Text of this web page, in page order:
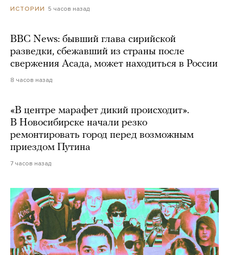
ИСТОРИИ 5 часов назад
BBC News: бывший глава сирийской
разведки, сбежавший из страны после
свержения Асада, может находиться в России
8 часов назад
«В центре марафет дикий происходит».
В Новосибирске начали резко
ремонтировать город перед возможным
приездом Путина
7 часов назад